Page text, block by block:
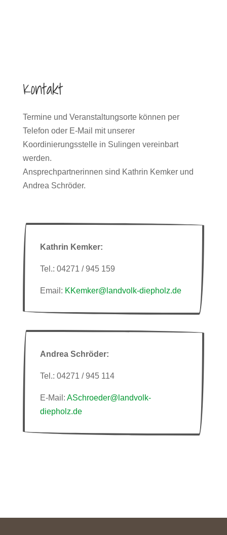
Kontakt
Termine und Veranstaltungsorte können per
Telefon oder E-Mail mit unserer
Koordinierungsstelle in Sulingen vereinbart
werden.
Ansprechpartnerinnen sind Kathrin Kemker und
Andrea Schröder.
Kathrin Kemker:
Tel.: 04271 / 945 159
Email: KKemker@landvolk-diepholz.de
Andrea Schröder:
Tel.: 04271 / 945 114
E-Mail: ASchroeder@landvolk-
diepholz.de